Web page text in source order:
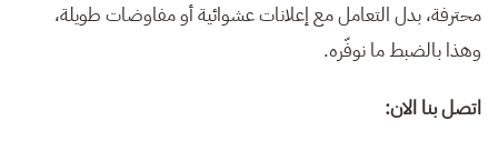
محترفة، بدل التعامل مع إعلانات عشوائية أو مفاوضات طويلة،
وهذا بالضبط ما نوفّره.
اتصل بنا الان: